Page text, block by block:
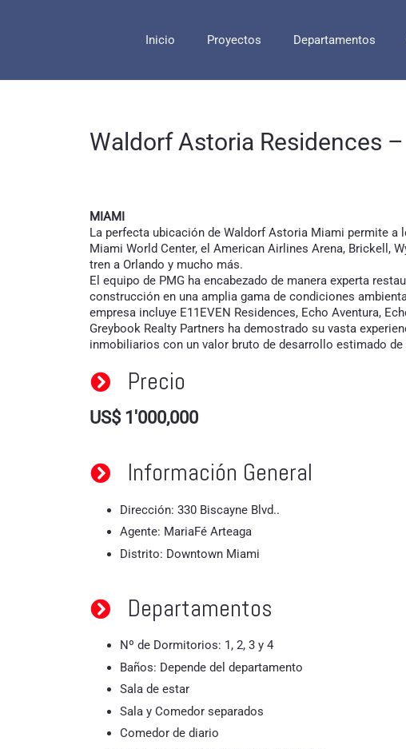
Inicio Proyectos Departamentos
Waldorf Astoria Residences
MIAMI
La perfecta ubicación de Waldorf Astoria Miami permite
Miami World Center, el American Airlines Arena, Brickell,
tren a Orlando y mucho más.
El equipo de PMG ha encabezado de manera experta
construcción en una amplia gama de condiciones
empresa incluye E11EVEN Residences, Echo Aventura,
Greybook Realty Partners ha demostrado su vasta
inmobiliarios con un valor bruto de desarrollo estimado de
Precio
US$ 1'000,000
Información General
Dirección: 330 Biscayne Blvd..
Agente: MariaFé Arteaga
Distrito: Downtown Miami
Departamentos
Nº de Dormitorios: 1, 2, 3 y 4
Baños: Depende del departamento
Sala de estar
Sala y Comedor separados
Comedor de diario